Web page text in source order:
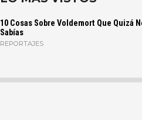
10 Cosas Sobre Voldemort Que Quizá
Sabías
REPORTAJES